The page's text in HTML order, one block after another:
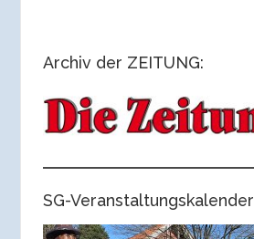
Archiv der ZEITUNG:
SG-Veranstaltungskalender